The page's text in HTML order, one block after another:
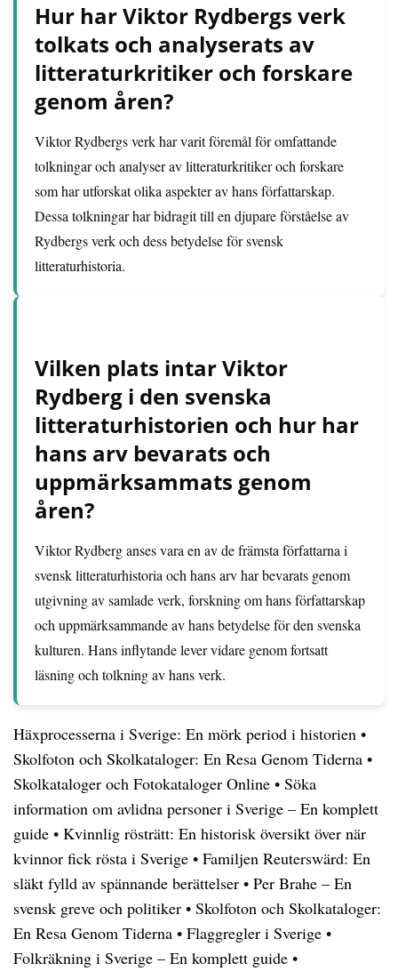
Hur har Viktor Rydbergs verk
tolkats och analyserats av
litteraturkritiker och forskare
genom åren?
Viktor Rydbergs verk har varit föremål för omfattande
tolkningar och analyser av litteraturkritiker och forskare
som har utforskat olika aspekter av hans författarskap.
Dessa tolkningar har bidragit till en djupare förståelse av
Rydbergs verk och dess betydelse för svensk
litteraturhistoria.
Vilken plats intar Viktor
Rydberg i den svenska
litteraturhistorien och hur har
hans arv bevarats och
uppmärksammats genom
åren?
Viktor Rydberg anses vara en av de främsta författarna i
svensk litteraturhistoria och hans arv har bevarats genom
utgivning av samlade verk, forskning om hans författarskap
och uppmärksammande av hans betydelse för den svenska
kulturen. Hans inflytande lever vidare genom fortsatt
läsning och tolkning av hans verk.
Häxprocesserna i Sverige: En mörk period i historien •
Skolfoton och Skolkataloger: En Resa Genom Tiderna •
Skolkataloger och Fotokataloger Online • Söka
information om avlidna personer i Sverige – En komplett
guide • Kvinnlig rösträtt: En historisk översikt över när
kvinnor fick rösta i Sverige • Familjen Reuterswärd: En
släkt fylld av spännande berättelser • Per Brahe – En
svensk greve och politiker • Skolfoton och Skolkataloger:
En Resa Genom Tiderna • Flaggregler i Sverige •
Folkräkning i Sverige – En komplett guide •